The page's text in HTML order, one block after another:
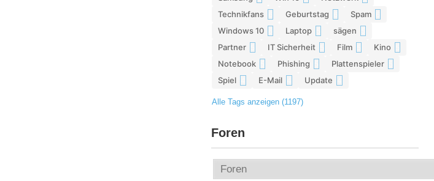
Technikfans Geburtstag Spam
Windows 10 Laptop sägen
Partner IT Sicherheit Film Kino
Notebook Phishing Plattenspieler
Spiel E-Mail Update
Alle Tags anzeigen (1197)
Foren